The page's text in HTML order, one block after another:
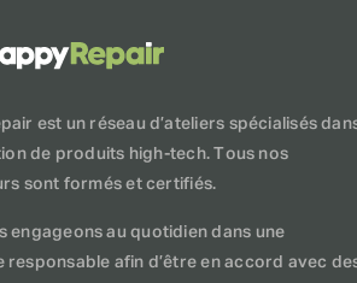
est un réseau d’ateliers spécialisés
de produits high-tech. Tous nos
sont formés et certifiés.
engageons au quotidien dans une
responsable afin d’être en accord avec